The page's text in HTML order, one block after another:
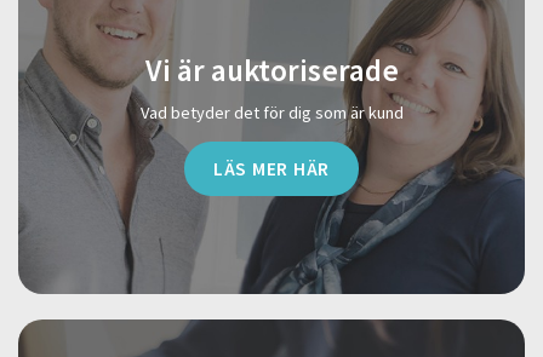
Vi är auktoriserade
Vad betyder det för dig som är kund
LÄS MER HÄR